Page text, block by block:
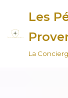
Aller
au
contenu
Les
La